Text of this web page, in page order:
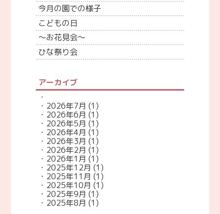
今月の園での様子
こどもの日
～お花見会～
ひな祭り会
アーカイブ
2026年7月 (1)
2026年6月 (1)
2026年5月 (1)
2026年4月 (1)
2026年3月 (1)
2026年2月 (1)
2026年1月 (1)
2025年12月 (1)
2025年11月 (1)
2025年10月 (1)
2025年9月 (1)
2025年8月 (1)